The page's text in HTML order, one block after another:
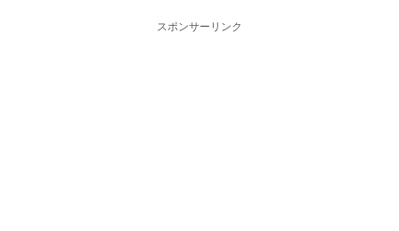
スポンサーリンク